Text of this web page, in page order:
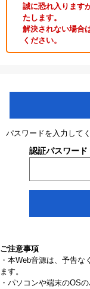
誠に恐れ入ります
たします。
解決されない場合
ください。
パスワードを入力してく
認証パスワード
ご注意事項
・本Web音源は、予告
ます。
・パソコンや端末のOS